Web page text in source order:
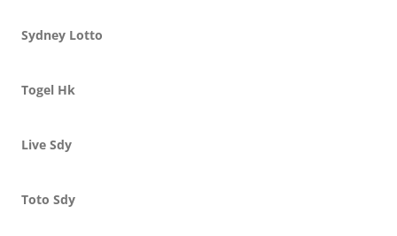
Sydney Lotto
Togel Hk
Live Sdy
Toto Sdy